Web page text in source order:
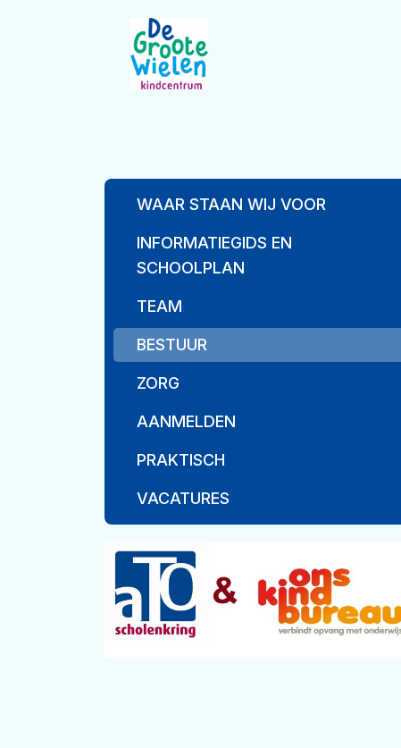
WAAR STAAN WIJ VOOR
INFORMATIEGIDS EN
SCHOOLPLAN
TEAM
BESTUUR
ZORG
AANMELDEN
PRAKTISCH
VACATURES